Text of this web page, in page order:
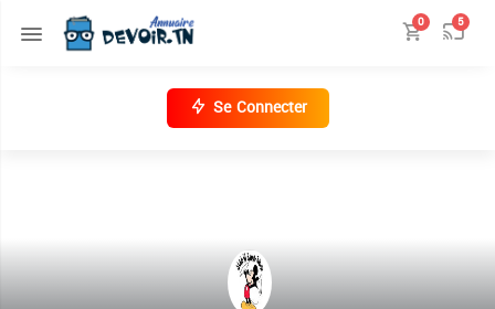
0 5
Se Connecter